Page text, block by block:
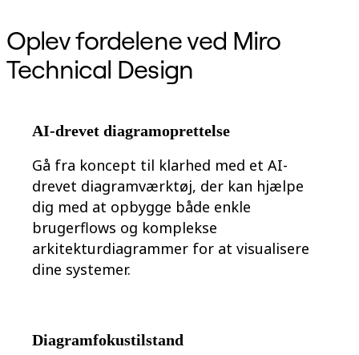
Professionelle tjenester
Produktion
Detail
Finansielle tjenester
Medicinalindustri og biovidenskab
Design og UX
Produktledelse og drift
Drift
Marketing
IT
Efter strategisk initiativ
Produktdriftsplatform
AI-transformation
Transformation af arbejdsmåder
Digital medarbejderoplevelse
Læring
Kundehistorier
Oplev fordelene ved Miro
Technical Design
AI-drevet diagramoprettelse
Gå fra koncept til klarhed med et AI-
drevet diagramværktøj, der kan hjælpe
dig med at opbygge både enkle
brugerflows og komplekse
arkitekturdiagrammer for at visualisere
dine systemer.
Diagramfokustilstand